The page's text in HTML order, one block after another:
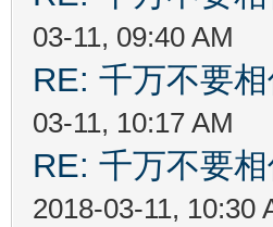
03-11, 09:40 AM
RE: 千万不要
03-11, 10:17 AM
RE: 千万不要
2018-03-11, 10:30